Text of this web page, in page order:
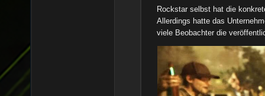
Rockstar selbst hat die
Allerdings hatte das
viele Beobachter die